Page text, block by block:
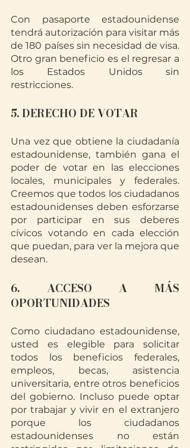
Con pasaporte estadounidense
tendrá autorización para visitar más
de 180 países sin necesidad de visa.
Otro gran beneficio es el regresar a
los Estados Unidos sin
restricciones.
5. DERECHO DE VOTAR
Una vez que obtiene la ciudadanía
estadounidense, también gana el
poder de votar en las elecciones
locales, municipales y federales.
Creemos que todos los ciudadanos
estadounidenses deben esforzarse
por participar en sus deberes
cívicos votando en cada elección
que puedan, para ver la mejora que
desean.
6. ACCESO A MÁS
OPORTUNIDADES
Como ciudadano estadounidense,
usted es elegible para solicitar
todos los beneficios federales,
empleos, becas, asistencia
universitaria, entre otros beneficios
del gobierno. Incluso puede optar
por trabajar y vivir en el extranjero
porque los ciudadanos
estadounidenses no están